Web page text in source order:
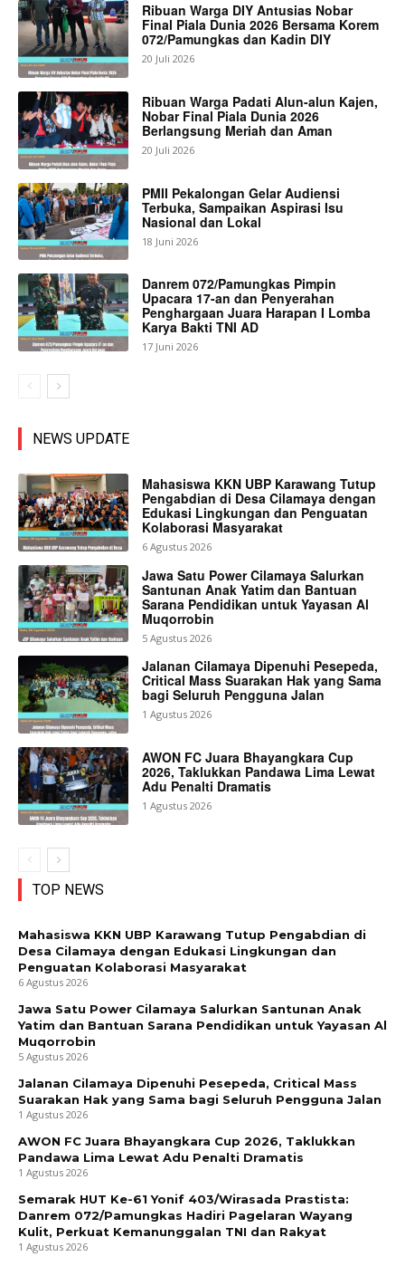
Ribuan Warga DIY Antusias Nobar
Final Piala Dunia 2026 Bersama Korem
072/Pamungkas dan Kadin DIY
20 Juli 2026
Ribuan Warga Padati Alun-alun Kajen,
Nobar Final Piala Dunia 2026
Berlangsung Meriah dan Aman
20 Juli 2026
PMII Pekalongan Gelar Audiensi
Terbuka, Sampaikan Aspirasi Isu
Nasional dan Lokal
18 Juni 2026
Danrem 072/Pamungkas Pimpin
Upacara 17-an dan Penyerahan
Penghargaan Juara Harapan I Lomba
Karya Bakti TNI AD
17 Juni 2026
NEWS UPDATE
Mahasiswa KKN UBP Karawang Tutup
Pengabdian di Desa Cilamaya dengan
Edukasi Lingkungan dan Penguatan
Kolaborasi Masyarakat
6 Agustus 2026
Jawa Satu Power Cilamaya Salurkan
Santunan Anak Yatim dan Bantuan
Sarana Pendidikan untuk Yayasan Al
Muqorrobin
5 Agustus 2026
Jalanan Cilamaya Dipenuhi Pesepeda,
Critical Mass Suarakan Hak yang Sama
bagi Seluruh Pengguna Jalan
1 Agustus 2026
AWON FC Juara Bhayangkara Cup
2026, Taklukkan Pandawa Lima Lewat
Adu Penalti Dramatis
1 Agustus 2026
TOP NEWS
Mahasiswa KKN UBP Karawang Tutup Pengabdian di
Desa Cilamaya dengan Edukasi Lingkungan dan
Penguatan Kolaborasi Masyarakat
6 Agustus 2026
Jawa Satu Power Cilamaya Salurkan Santunan Anak
Yatim dan Bantuan Sarana Pendidikan untuk Yayasan Al
Muqorrobin
5 Agustus 2026
Jalanan Cilamaya Dipenuhi Pesepeda, Critical Mass
Suarakan Hak yang Sama bagi Seluruh Pengguna Jalan
1 Agustus 2026
AWON FC Juara Bhayangkara Cup 2026, Taklukkan
Pandawa Lima Lewat Adu Penalti Dramatis
1 Agustus 2026
Semarak HUT Ke-61 Yonif 403/Wirasada Prastista:
Danrem 072/Pamungkas Hadiri Pagelaran Wayang
Kulit, Perkuat Kemanunggalan TNI dan Rakyat
1 Agustus 2026